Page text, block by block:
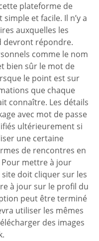
plateforme de
et facile. Il n’y a
auxquelles les
devront répondre.
comme le nom
bien sûr le mot de
le point est sur
que chaque
connaître. Les détails
avec mot de passe
ultérieurement si
une certaine
de rencontres en
Pour mettre à jour
site doit cliquer sur les
à jour sur le profil du
peut être terminé
utiliser les mêmes
des images